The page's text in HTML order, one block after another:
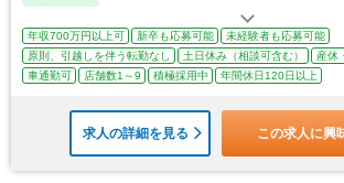
年収700万円以上可 新卒も応募可能
未経験者も応募可能
原則、引越しを伴う転勤なし
土日休み（相談可含む）
産休
車通勤可
店舗数1～9 積極採用中 年間休日120日以上
求人の詳細を見る この求人に興